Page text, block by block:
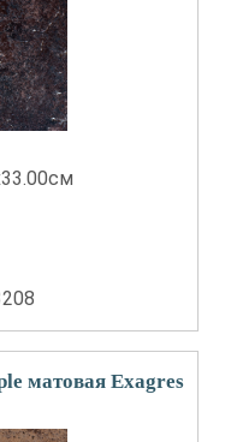
матовая Exagres